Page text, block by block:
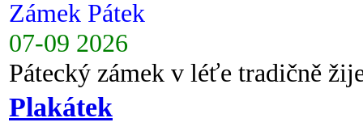
Zámek Pátek
07-09 2026
Pátecký zámek v léťe tradičně
Plakátek